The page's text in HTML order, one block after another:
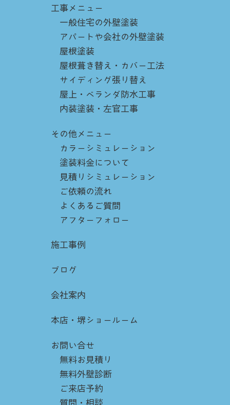
工事メニュー
一般住宅の外壁塗装
アパートや会社の外壁塗装
屋根塗装
屋根葺き替え・カバー工法
サイディング張り替え
屋上・ベランダ防水工事
内装塗装・左官工事
その他メニュー
カラーシミュレーション
塗装料金について
見積りシミュレーション
ご依頼の流れ
よくあるご質問
アフターフォロー
施工事例
ブログ
会社案内
本店・堺ショールーム
お問い合せ
無料お見積り
無料外壁診断
ご来店予約
質問・相談